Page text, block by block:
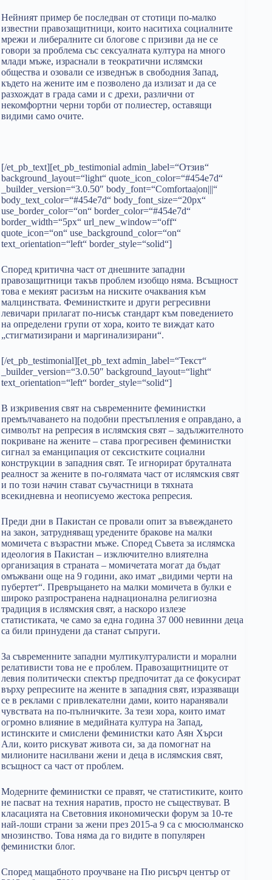
Нейният пример бе последван от стотици по-малко
известни правозащитници, които наситиха социалните
мрежи и либералните си блогове с призиви да не се
говори за проблема със сексуалната култура на много
млади мъже, израснали в теократични ислямски
общества и озовали се изведнъж в свободния Запад,
където на жените им е позволено да излизат и да се
разхождат в града сами и с дрехи, различни от
некомфортни черни торби от полиестер, оставящи
видими само очите.
[/et_pb_text][et_pb_testimonial admin_label=“Отзив“
background_layout=“light“ quote_icon_color=“#454e7d“
_builder_version=“3.0.50″ body_font=“Comfortaa|on|||“
body_text_color=“#454e7d“ body_font_size=“20px“
use_border_color=“on“ border_color=“#454e7d“
border_width=“5px“ url_new_window=“off“
quote_icon=“on“ use_background_color=“on“
text_orientation=“left“ border_style=“solid“]
Според критична част от днешните западни
правозащитници такъв проблем изобщо няма. Всъщност
това е мекият расизъм на ниските очаквания към
малцинствата. Феминистките и други регресивни
левичари прилагат по-нисък стандарт към поведението
на определени групи от хора, които те виждат като
„стигматизирани и маргинализирани“.
[/et_pb_testimonial][et_pb_text admin_label=“Текст“
_builder_version=“3.0.50″ background_layout=“light“
text_orientation=“left“ border_style=“solid“]
В изкривения свят на съвременните феминистки
премълчаването на подобни престъпления е оправдано, а
символът на репресия в ислямския свят – задължителното
покриване на жените – става прогресивен феминистки
сигнал за еманципация от сексистките социални
конструкции в западния свят. Те игнорират бруталната
реалност за жените в по-голямата част от ислямския свят
и по този начин стават съучастници в тяхната
всекидневна и неописуемо жестока репресия.
Преди дни в Пакистан се провали опит за въвеждането
на закон, затрудняващ уредените бракове на малки
момичета с възрастни мъже. Според Съвета за ислямска
идеология в Пакистан – изключително влиятелна
организация в страната – момичетата могат да бъдат
омъжвани още на 9 години, ако имат „видими черти на
пубертет“. Превръщането на малки момичета в булки е
широко разпространена наднационална религиозна
традиция в ислямския свят, а наскоро излезе
статистиката, че само за една година 37 000 невинни деца
са били принудени да станат съпруги.
За съвременните западни мултикултуралисти и морални
релативисти това не е проблем. Правозащитниците от
левия политически спектър предпочитат да се фокусират
върху репресиите на жените в западния свят, изразяващи
се в реклами с привлекателни дами, които наранявали
чувствата на по-пълничките. За тези хора, които имат
огромно влияние в медийната култура на Запад,
истинските и смислени феминистки като Аян Хърси
Али, които рискуват живота си, за да помогнат на
милионите насилвани жени и деца в ислямския свят,
всъщност са част от проблем.
Модерните феминистки се правят, че статистиките, които
не пасват на техния наратив, просто не съществуват. В
класацията на Световния икономически форум за 10-те
най-лоши страни за жени през 2015-а 9 са с мюсюлманско
мнозинство. Това няма да го видите в популярен
феминистки блог.
Според мащабното проучване на Пю рисърч център от